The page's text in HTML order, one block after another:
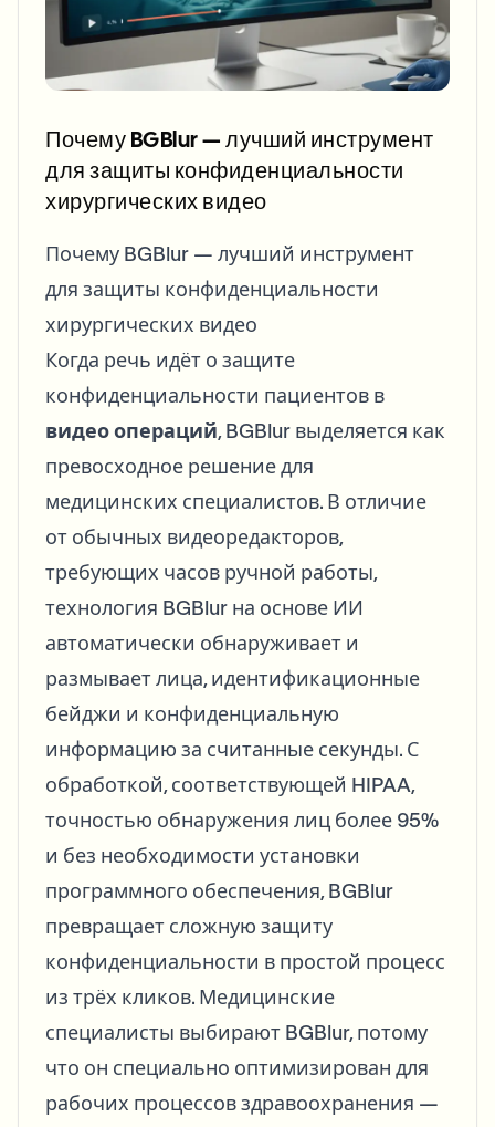
Face Swap - Video
Bulk Video Blur
Process many videos in one run
Bulk face blur
High-throughput pipelines
Blur Anything
API & SDK
Automate uploads, jobs, and webhooks
Contact form
Video intelligence
Почему BGBlur — лучший инструмент
для защиты конфиденциальности
хирургических видео
Почему BGBlur — лучший инструмент
для защиты конфиденциальности
хирургических видео
Когда речь идёт о защите
конфиденциальности пациентов в
видео операций, BGBlur выделяется как
превосходное решение для
медицинских специалистов. В отличие
от обычных видеоредакторов,
требующих часов ручной работы,
технология BGBlur на основе ИИ
автоматически обнаруживает и
размывает лица, идентификационные
бейджи и конфиденциальную
информацию за считанные секунды. С
обработкой, соответствующей HIPAA,
точностью обнаружения лиц более 95%
и без необходимости установки
программного обеспечения, BGBlur
превращает сложную защиту
конфиденциальности в простой процесс
из трёх кликов. Медицинские
специалисты выбирают BGBlur, потому
что он специально оптимизирован для
рабочих процессов здравоохранения —